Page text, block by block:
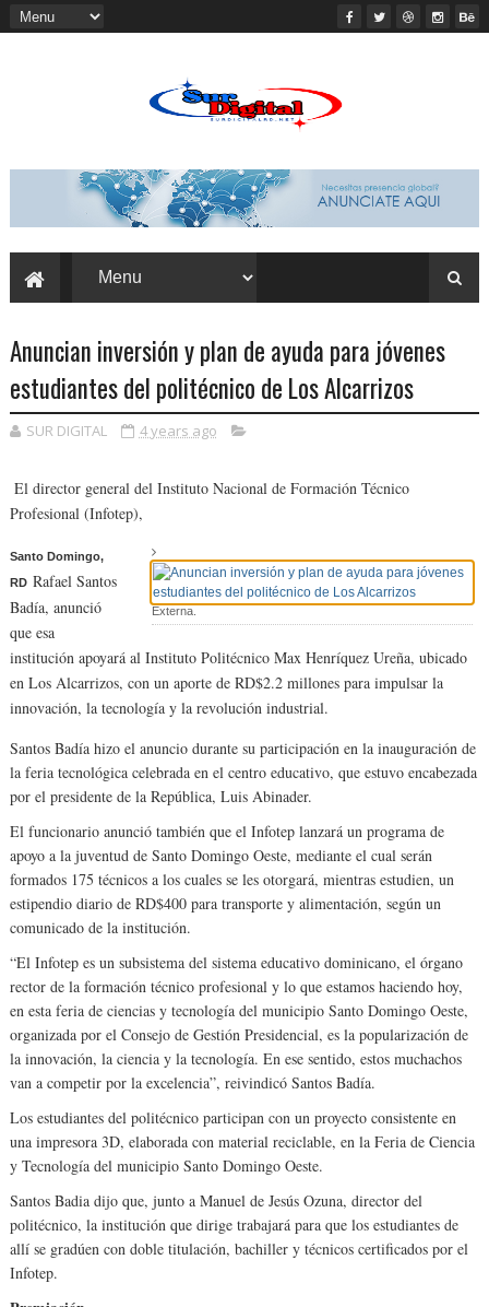
Anuncian inversión y plan de ayuda para jóvenes
estudiantes del politécnico de Los Alcarrizos
SUR DIGITAL 4 years ago
El director general del Instituto Nacional de Formación Técnico
Profesional (Infotep),
Externa.
Santo Domingo,
RDRafael Santos
Badía, anunció
que esa
institución apoyará al Instituto Politécnico Max Henríquez Ureña, ubicado
en Los Alcarrizos, con un aporte de RD$2.2 millones para impulsar la
innovación, la tecnología y la revolución industrial.
Santos Badía hizo el anuncio durante su participación en la inauguración de
la feria tecnológica celebrada en el centro educativo, que estuvo encabezada
por el presidente de la República, Luis Abinader.
El funcionario anunció también que el Infotep lanzará un programa de
apoyo a la juventud de Santo Domingo Oeste, mediante el cual serán
formados 175 técnicos a los cuales se les otorgará, mientras estudien, un
estipendio diario de RD$400 para transporte y alimentación, según un
comunicado de la institución.
“El Infotep es un subsistema del sistema educativo dominicano, el órgano
rector de la formación técnico profesional y lo que estamos haciendo hoy,
en esta feria de ciencias y tecnología del municipio Santo Domingo Oeste,
organizada por el Consejo de Gestión Presidencial, es la popularización de
la innovación, la ciencia y la tecnología. En ese sentido, estos muchachos
van a competir por la excelencia”, reivindicó Santos Badía.
Los estudiantes del politécnico participan con un proyecto consistente en
una impresora 3D, elaborada con material reciclable, en la Feria de Ciencia
y Tecnología del municipio Santo Domingo Oeste.
Santos Badia dijo que, junto a Manuel de Jesús Ozuna, director del
politécnico, la institución que dirige trabajará para que los estudiantes de
allí se gradúen con doble titulación, bachiller y técnicos certificados por el
Infotep.